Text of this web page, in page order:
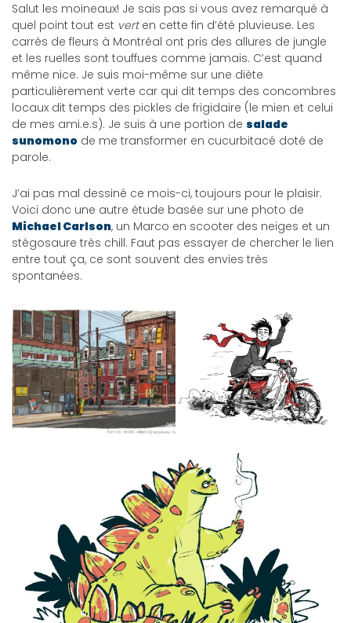
Salut les moineaux! Je sais pas si vous avez remarqué à
quel point tout est verten cette fin d’été pluvieuse. Les
carrés de fleurs à Montréal ont pris des allures de jungle
et les ruelles sont touffues comme jamais. C’est quand
même nice. Je suis moi-même sur une diète
particulièrement verte car qui dit temps des concombres
locaux dit temps des pickles de frigidaire (le mien et celui
de mes ami.e.s). Je suis à une portion de salade
sunomono de me transformer en cucurbitacé doté de
parole.
J’ai pas mal dessiné ce mois-ci, toujours pour le plaisir.
Voici donc une autre étude basée sur une photo de
Michael Carlson, un Marco en scooter des neiges et un
stégosaure très chill. Faut pas essayer de chercher le lien
entre tout ça, ce sont souvent des envies très
spontanées.